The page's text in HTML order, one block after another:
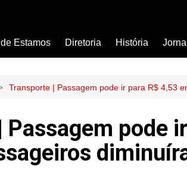
Estamos Diretoria História
Transporte | Passagem pode ir para R$ 4,53
pode